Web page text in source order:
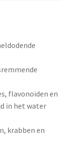
flavonoïden en
in het water
krabben en